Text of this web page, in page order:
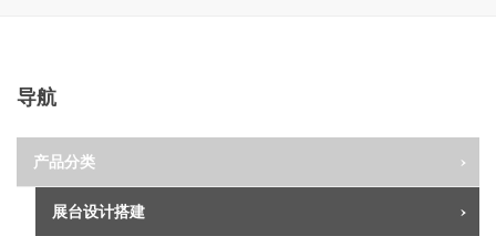
导航
产品分类
展台设计搭建